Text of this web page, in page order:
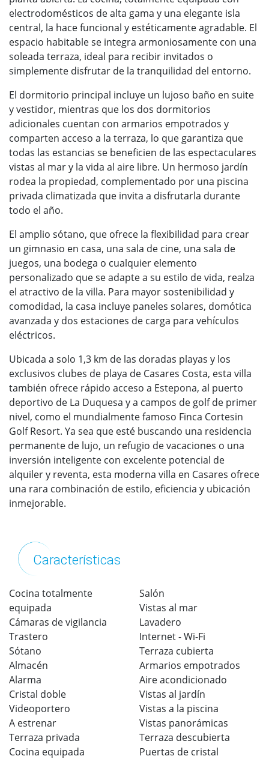
electrodomésticos de alta gama y una elegante isla
central, la hace funcional y estéticamente agradable. El
espacio habitable se integra armoniosamente con una
soleada terraza, ideal para recibir invitados o
simplemente disfrutar de la tranquilidad del entorno.
El dormitorio principal incluye un lujoso baño en suite
y vestidor, mientras que los dos dormitorios
adicionales cuentan con armarios empotrados y
comparten acceso a la terraza, lo que garantiza que
todas las estancias se beneficien de las espectaculares
vistas al mar y la vida al aire libre. Un hermoso jardín
rodea la propiedad, complementado por una piscina
privada climatizada que invita a disfrutarla durante
todo el año.
El amplio sótano, que ofrece la flexibilidad para crear
un gimnasio en casa, una sala de cine, una sala de
juegos, una bodega o cualquier elemento
personalizado que se adapte a su estilo de vida, realza
el atractivo de la villa. Para mayor sostenibilidad y
comodidad, la casa incluye paneles solares, domótica
avanzada y dos estaciones de carga para vehículos
eléctricos.
Ubicada a solo 1,3 km de las doradas playas y los
exclusivos clubes de playa de Casares Costa, esta villa
también ofrece rápido acceso a Estepona, al puerto
deportivo de La Duquesa y a campos de golf de primer
nivel, como el mundialmente famoso Finca Cortesin
Golf Resort. Ya sea que esté buscando una residencia
permanente de lujo, un refugio de vacaciones o una
inversión inteligente con excelente potencial de
alquiler y reventa, esta moderna villa en Casares ofrece
una rara combinación de estilo, eficiencia y ubicación
inmejorable.
Características
Cocina totalmente
equipada
Cámaras de vigilancia
Trastero
Sótano
Almacén
Alarma
Cristal doble
Videoportero
A estrenar
Terraza privada
Cocina equipada
Salón
Vistas al mar
Lavadero
Internet - Wi-Fi
Terraza cubierta
Armarios empotrados
Aire acondicionado
Vistas al jardín
Vistas a la piscina
Vistas panorámicas
Terraza descubierta
Puertas de cristal